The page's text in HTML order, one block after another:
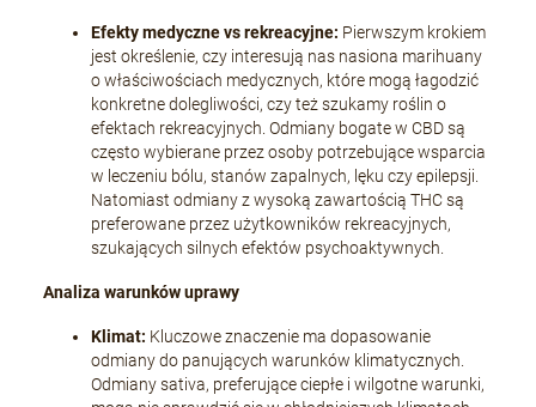
Efekty medyczne vs rekreacyjne: Pierwszym krokiem
jest określenie, czy interesują nas nasiona marihuany
o właściwościach medycznych, które mogą łagodzić
konkretne dolegliwości, czy też szukamy roślin o
efektach rekreacyjnych. Odmiany bogate w CBD są
często wybierane przez osoby potrzebujące wsparcia
w leczeniu bólu, stanów zapalnych, lęku czy epilepsji.
Natomiast odmiany z wysoką zawartością THC są
preferowane przez użytkowników rekreacyjnych,
szukających silnych efektów psychoaktywnych.
Analiza warunków uprawy
Klimat: Kluczowe znaczenie ma dopasowanie
odmiany do panujących warunków klimatycznych.
Odmiany sativa, preferujące ciepłe i wilgotne warunki,